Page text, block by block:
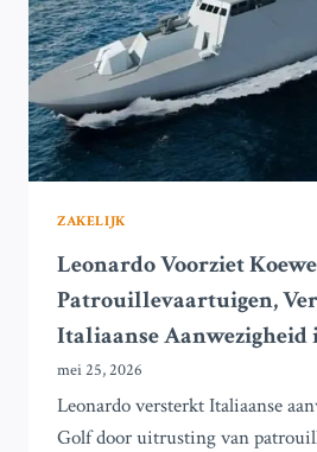
ZAKELIJK
Leonardo Voorziet
Patrouillevaartuigen,
Italiaanse Aanwezigheid
mei 25, 2026
Leonardo versterkt Italiaanse
Golf door uitrusting van